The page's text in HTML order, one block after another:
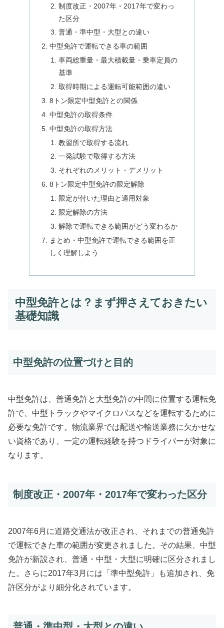
制度改正・2007年・2017年で変わっ
た区分
普通・準中型・大型との違い
中型免許で運転できる車の範囲
車両総重量・最大積載量・乗車定員の
基準
取得時期による運転可能範囲の違い
8トン限定中型免許との関係
中型免許の取得条件
中型免許の取得方法
教習所で取得する流れ
一発試験で取得する方法
それぞれのメリット・デメリット
8トン限定中型免許の限定解除
限定が付いた理由と適用対象
限定解除の方法
解除で運転できる範囲がどう変わるか
まとめ・中型免許で運転できる範囲を正
しく理解しよう
中型免許とは？まず押さえておきたい
基礎知識
中型免許の位置づけと目的
中型免許は、普通免許と大型免許の中間に位置する運転免
許で、中型トラックやマイクロバスなどを運転するために
必要な免許です。物流業界では配送や輸送業務に欠かせな
い資格であり、一定の運転経験を持つドライバーが対象に
なります。
制度改正・2007年・2017年で変わった区分
2007年6月に道路交通法が改正され、それまでの普通免許
で運転できた車の範囲が変更されました。その結果、中型
免許が新設され、普通・中型・大型に明確に区分されまし
た。さらに2017年3月には「準中型免許」も追加され、免
許区分がより細分化されています。